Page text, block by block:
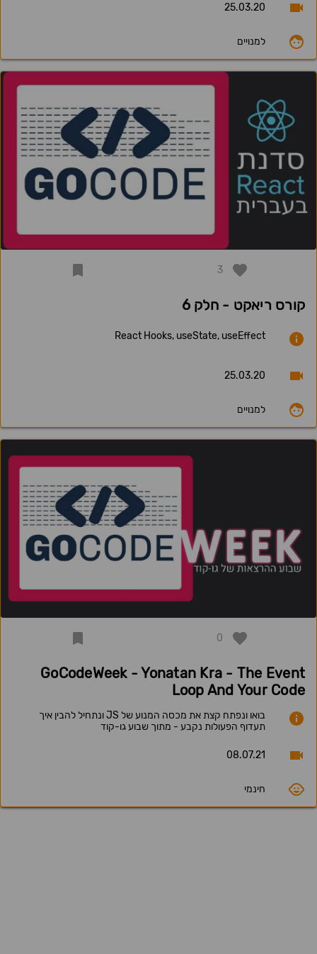
25.03.20
למנויים
3
קורס ריאקט - חלק 6
React Hooks, useState, useEffect
25.03.20
למנויים
0
GoCodeWeek - Yonatan Kra - The Event
Loop And Your Code
בואו ונפתח קצת את מכסה המנוע של JS ונתחיל להבין איך
תעדוף הפעולות נקבע - מתוך שבוע גו-קוד
08.07.21
חינמי